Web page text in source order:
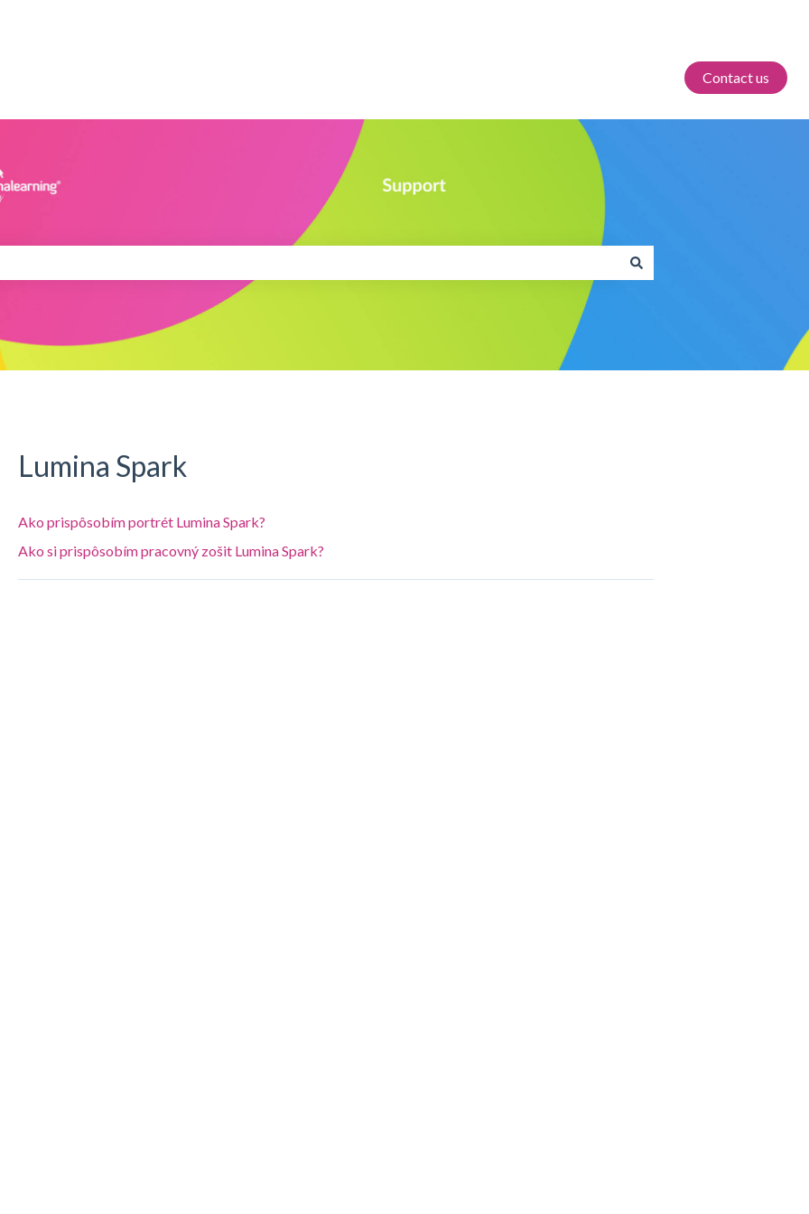
Contact us
vyhľadávania prázdne.
Lumina Spark
Ako prispôsobím portrét Lumina Spark?
Ako si prispôsobím pracovný zošit Lumina Spark?